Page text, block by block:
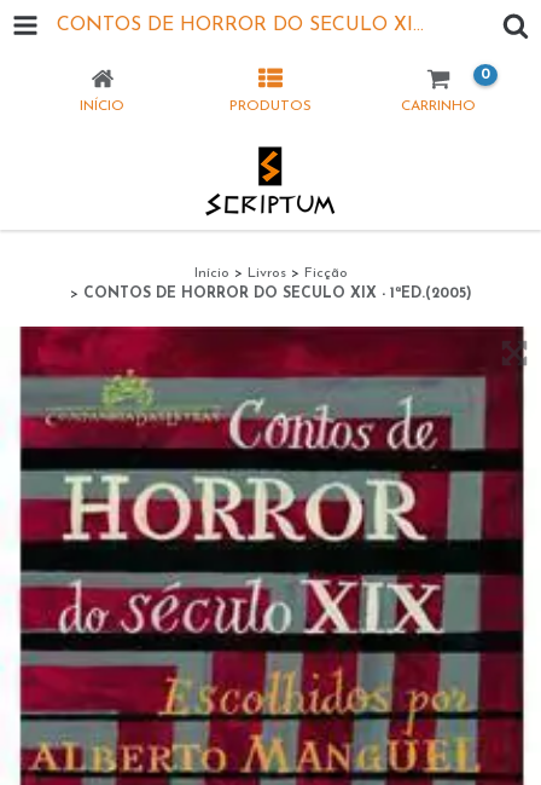
CONTOS DE HORROR DO SECULO XIX - 1ªED.(2005)
INÍCIO PRODUTOS CARRINHO
0
Início > Livros > Ficção
> CONTOS DE HORROR DO SECULO XIX - 1ªED.(2005)